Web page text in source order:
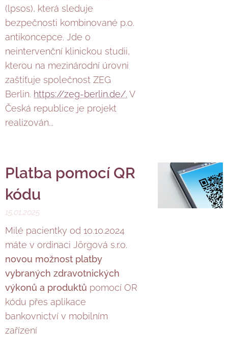
(lpsos), která sleduje
bezpečnosti kombinované p.o.
antikoncepce. Jde o
neintervenční klinickou studii,
kterou na mezinárodní úrovni
zaštiťuje společnost ZEG
Berlin. https://zeg-berlin.de/. V
Česká republice je projekt
realizován...
Platba pomocí QR
kódu
15.01.2025
Milé pacientky od 10.10.2024
máte v ordinaci Jörgová s.r.o.
novou možnost platby
vybraných zdravotnických
výkonů a produktů pomocí OR
kódu přes aplikace
bankovnictví v mobilním
zařízení